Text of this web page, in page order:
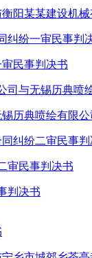
阳某某建设机
民事判决书
历典喷绘有限
审民事判决书